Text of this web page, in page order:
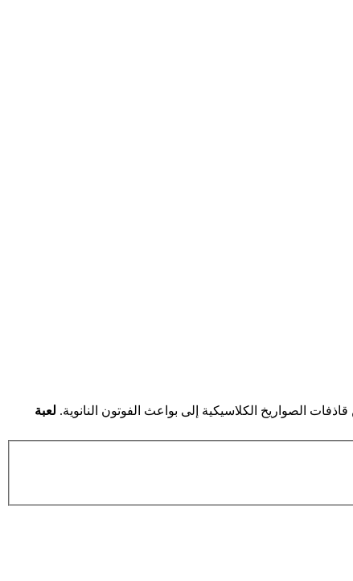
الصواريخ الكلاسيكية إلى بواعث الفوتون النانوية. لعبة